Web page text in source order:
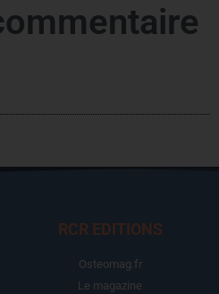
RCR EDITIONS
Osteomag.fr
Le magazine